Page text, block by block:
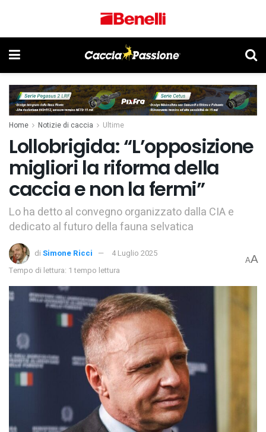
Home Notizie di caccia Ultime
Lollobrigida: “L’opposizione
migliori la riforma della
caccia e non la fermi”
Lo ha detto al convegno organizzato dalla CIA e
dedicato al futuro della fauna selvatica
di Simone Ricci
4 Luglio 2025
Tempo di lettura: 1 tempo lettura
AA